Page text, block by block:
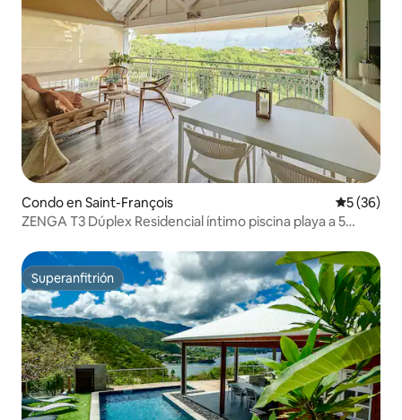
Condo en Saint-François
5 (36)
ZENGA T3 Dúplex Residencial íntimo piscina playa a 5
Superanfitrión
Superanfitrión